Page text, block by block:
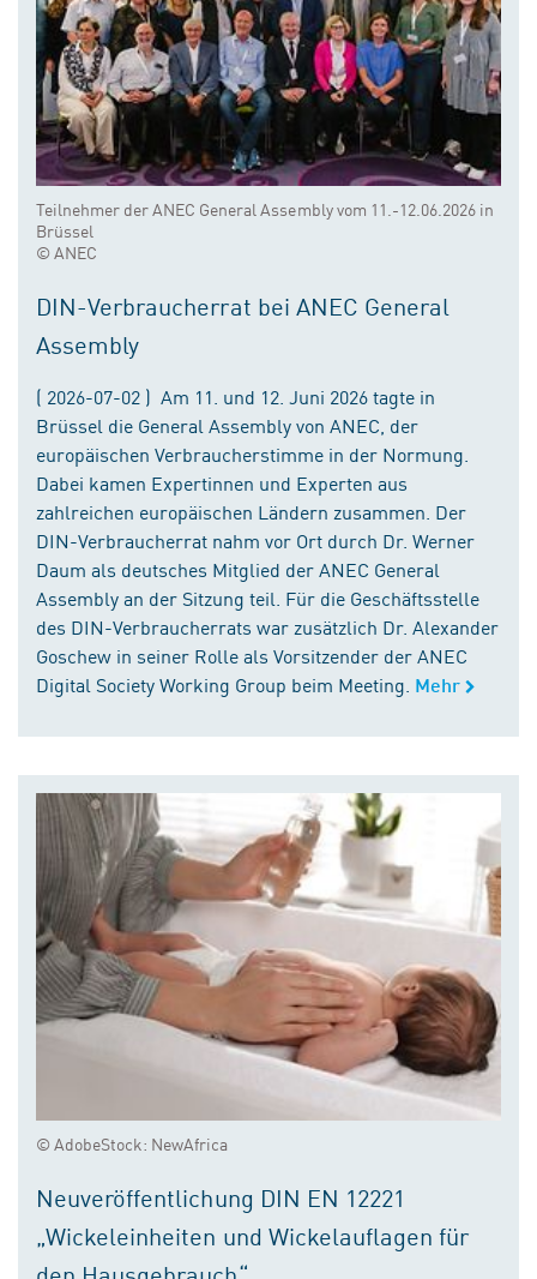
Teilnehmer der ANEC General Assembly vom 11.-12.06.2026 in
Brüssel
© ANEC
DIN-Verbraucherrat bei ANEC General
Assembly
( 2026-07-02 ) Am 11. und 12. Juni 2026 tagte in
Brüssel die General Assembly von ANEC, der
europäischen Verbraucherstimme in der Normung.
Dabei kamen Expertinnen und Experten aus
zahlreichen europäischen Ländern zusammen. Der
DIN-Verbraucherrat nahm vor Ort durch Dr. Werner
Daum als deutsches Mitglied der ANEC General
Assembly an der Sitzung teil. Für die Geschäftsstelle
des DIN-Verbraucherrats war zusätzlich Dr. Alexander
Goschew in seiner Rolle als Vorsitzender der ANEC
Digital Society Working Group beim Meeting. Mehr
© AdobeStock: NewAfrica
Neuveröffentlichung DIN EN 12221
„Wickeleinheiten und Wickelauflagen für